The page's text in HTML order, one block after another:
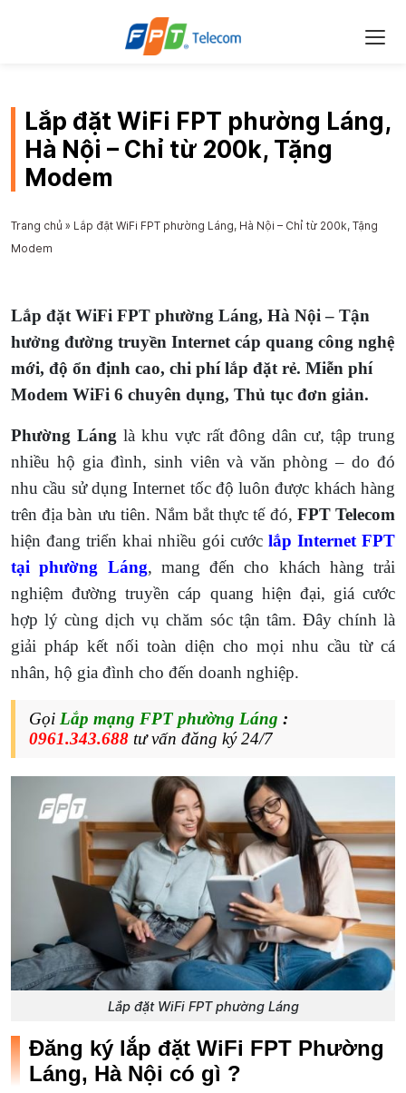
Lắp đặt WiFi FPT phường Láng,
Hà Nội – Chỉ từ 200k, Tặng
Modem
Trang chủ » Lắp đặt WiFi FPT phường Láng, Hà Nội – Chỉ từ 200k, Tặng
Modem
Lắp đặt WiFi FPT phường Láng, Hà Nội – Tận
hưởng đường truyền Internet cáp quang công nghệ
mới, độ ổn định cao, chi phí lắp đặt rẻ. Miễn phí
Modem WiFi 6 chuyên dụng, Thủ tục đơn giản.
Phường Láng là khu vực rất đông dân cư, tập trung
nhiều hộ gia đình, sinh viên và văn phòng – do đó
nhu cầu sử dụng Internet tốc độ luôn được khách hàng
trên địa bàn ưu tiên. Nắm bắt thực tế đó, FPT Telecom
hiện đang triển khai nhiều gói cước lắp Internet FPT
tại phường Láng, mang đến cho khách hàng trải
nghiệm đường truyền cáp quang hiện đại, giá cước
hợp lý cùng dịch vụ chăm sóc tận tâm. Đây chính là
giải pháp kết nối toàn diện cho mọi nhu cầu từ cá
nhân, hộ gia đình cho đến doanh nghiệp.
Gọi Lắp mạng FPT phường Láng :
0961.343.688 tư vấn đăng ký 24/7
Lắp đặt WiFi FPT phường Láng
Đăng ký lắp đặt WiFi FPT Phường
Láng, Hà Nội có gì ?